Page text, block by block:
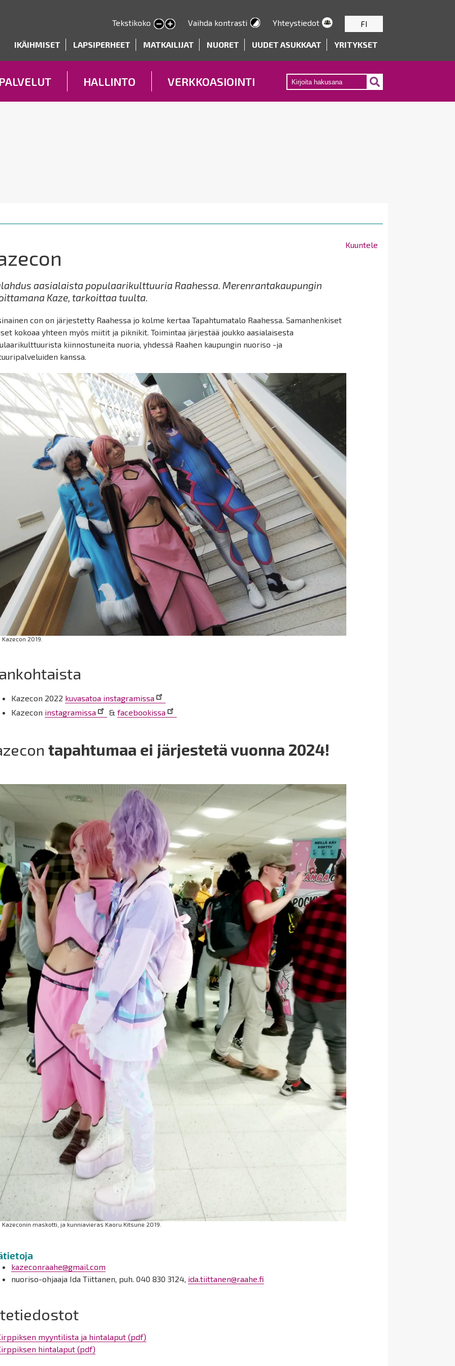
pääsisältöön
Tekstikoko
Pienennä tekstin kokoa
Suurenna tekstin kokoa Vaihda kontrasti Yhteystiedot FI
IKÄIHMISET LAPSIPERHEET MATKAILIJAT NUORET UUDET ASUKKAAT YRITYKSET
HALLINTO VERKKOASIOINTI
Kuuntele
aasialaista populaarikulttuuria Raahessa. Merenrantakaupungin
Kaze, tarkoittaa tuulta.
con on järjestetty Raahessa jo kolme kertaa Tapahtumatalo Raahessa. Samanhenkiset
kokoaa yhteen myös miitit ja piknikit. Toimintaa järjestää joukko aasialaisesta
kiinnostuneita nuoria, yhdessä Raahen kaupungin nuoriso -ja
kanssa.
Kazecon 2019.
Kazecon 2022 kuvasatoa instagramissa
Kazecon instagramissa &facebookissa
tapahtumaa ei järjestetä vuonna 2024!
Kazeconin maskotti, ja kunniavieras Kaoru Kitsune 2019.
kazeconraahe@gmail.com
nuoriso-ohjaaja Ida Tiittanen, puh. 040 830 3124, ida.tiittanen@raahe.fi
myyntilista ja hintalaput (pdf)
hintalaput (pdf)